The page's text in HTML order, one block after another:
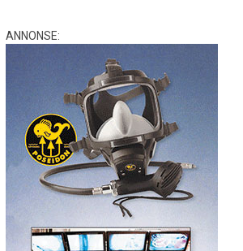
ANNONSE: